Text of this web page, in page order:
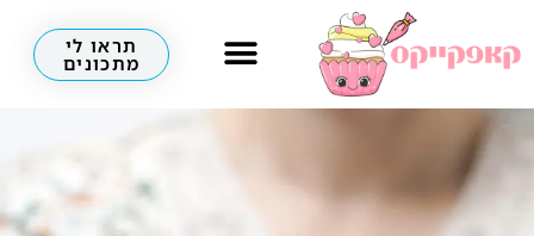
תראו לי
מתכונים